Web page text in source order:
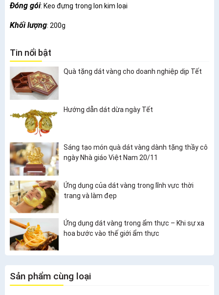
Đóng gói: Keo đựng trong lon kim loại
Khối lượng: 200g
Tin nổi bật
Quà tặng dát vàng cho doanh nghiệp dịp Tết
Hướng dẫn dát dừa ngày Tết
Sáng tạo món quà dát vàng dành tặng thầy cô
ngày Nhà giáo Việt Nam 20/11
Ứng dụng của dát vàng trong lĩnh vực thời
trang và làm đẹp
Ứng dụng dát vàng trong ẩm thực – Khi sự xa
hoa bước vào thế giới ẩm thực
Sản phẩm cùng loại